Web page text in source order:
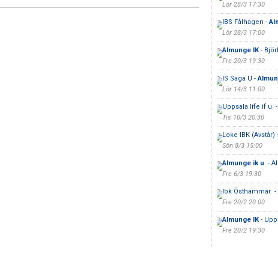
Lör 28/3 17:30
IBS Fålhagen -
Lör 28/3 17:00
Almunge IK-
Fre 20/3 19:30
IS Saga U -
Lör 14/3 11:00
Uppsala life if u
Tis 10/3 20:30
Loke IBK (Avstår)
Sön 8/3 15:00
Almunge ik u -
Fre 6/3 19:30
Ibk Östhammar -
Fre 20/2 20:00
Almunge IK-
Fre 20/2 19:30